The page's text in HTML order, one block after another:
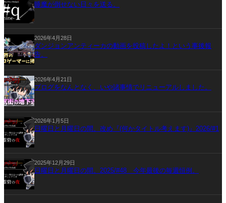
睡魔が倒せない日々を送る。
2026年4月28日
ダンジョンアンティーカの動画を投稿したよ！という事後報
告。
2026年4月21日
ブログをなんとなく、いや諸事情でリニューアルしました。
2026年1月5日
日曜日と月曜日の間。改め『(何かタイトル考えます)』2026/#1
2025年12月29日
日曜日と月曜日の間。2025/#48 今年最後の毎週恒例。